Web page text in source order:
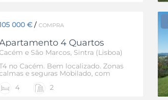
000 € / COMPRA
4 Quartos
Cacém e São Marcos, Sintra (Lisboa)
no Cacém. Bem localizado. Zonas
e seguras Mobilado, com
de garagem e boa acessibilidade
4 2